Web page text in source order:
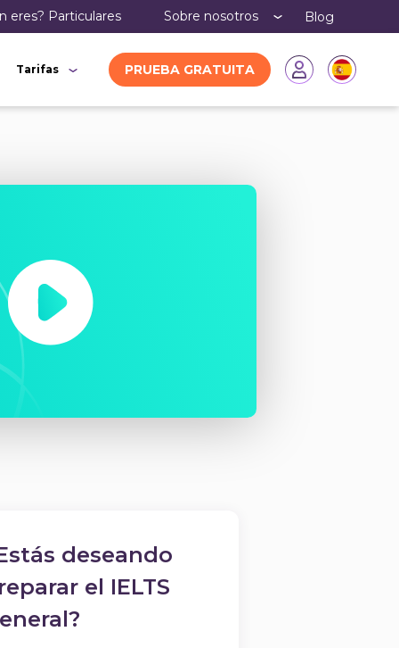
eres? particulares Sobre nosotros Blog
Tarifas PRUEBA GRATUITA
deseando
el IELTS